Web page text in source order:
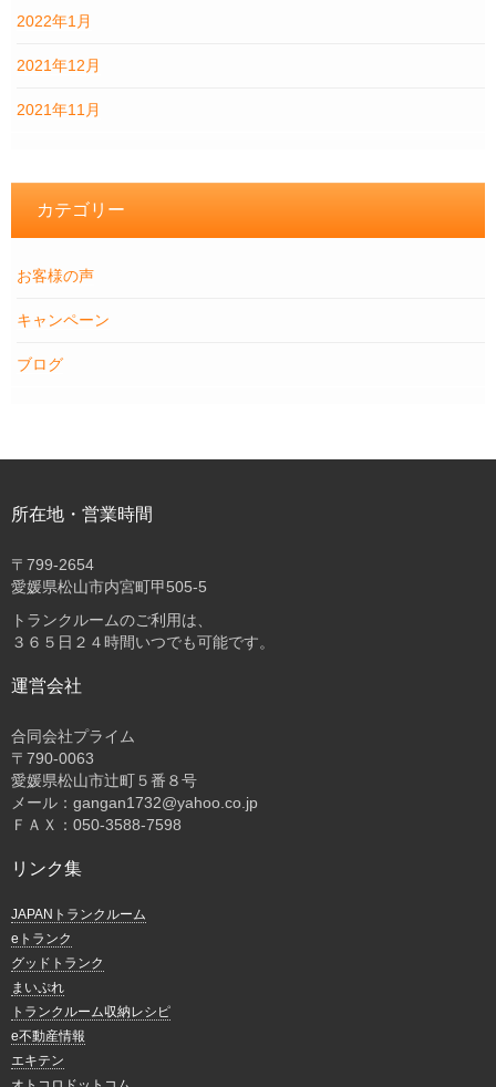
2022年1月
2021年12月
2021年11月
カテゴリー
お客様の声
キャンペーン
ブログ
所在地・営業時間
〒 799-2654
愛媛県松山市内宮町甲505-5
トランクルームのご利用は、
３６５日２４時間いつでも可能です。
運営会社
合同会社プライム
〒 790-0063
愛媛県松山市辻町５番８号
メール：gangan1732@yahoo.co.jp
ＦＡＸ：050-3588-7598
リンク集
JAPANトランクルーム
eトランク
グッドトランク
まいぷれ
トランクルーム収納レシピ
e不動産情報
エキテン